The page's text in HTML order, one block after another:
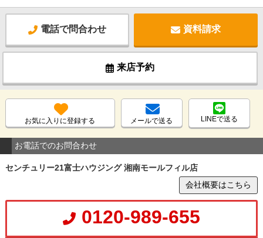
電話で問合わせ 資料請求
来店予約
お気に入りに登録する メールで送る LINEで送る
お電話でのお問合わせ
センチュリー21富士ハウジング 湘南モールフィル店
会社概要はこちら
0120-989-655